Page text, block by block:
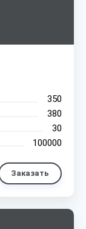
350
380
30
100000
Заказать